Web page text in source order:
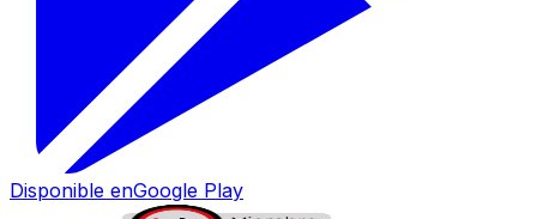
Disponible enGoogle Play